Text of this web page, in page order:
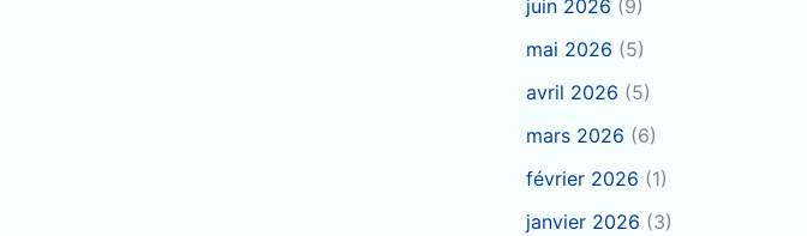
juin 2026 (9)
mai 2026 (5)
avril 2026 (5)
mars 2026 (6)
février 2026 (1)
janvier 2026 (3)